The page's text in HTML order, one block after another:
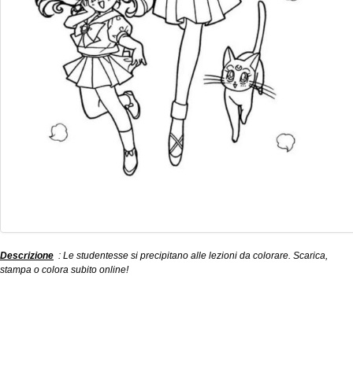
Descrizione : Le studentesse si precipitano alle lezioni da colorare. Scarica,
stampa o colora subito online!